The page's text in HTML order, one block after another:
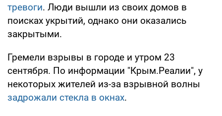
тревоги. Люди вышли из своих домов в
поисках укрытий, однако они оказались
закрытыми.
Гремели взрывы в городе и утром 23
сентября. По информации "Крым.Реалии", у
некоторых жителей из-за взрывной волны
задрожали стекла в окнах.